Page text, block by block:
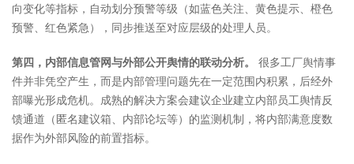
向变化等指标，自动划分预警等级（如蓝色关注、黄色提示、橙色
预警、红色紧急），同步推送至对应层级的处理人员。
第四，内部信息管网与外部公开舆情的联动分析。
很多工厂舆情事
件并非凭空产生，而是内部管理问题先在一定范围内积累，后经外
部曝光形成危机。成熟的解决方案会建议企业建立内部员工舆情反
馈通道（匿名建议箱、内部论坛等）的监测机制，将内部满意度数
据作为外部风险的前置指标。